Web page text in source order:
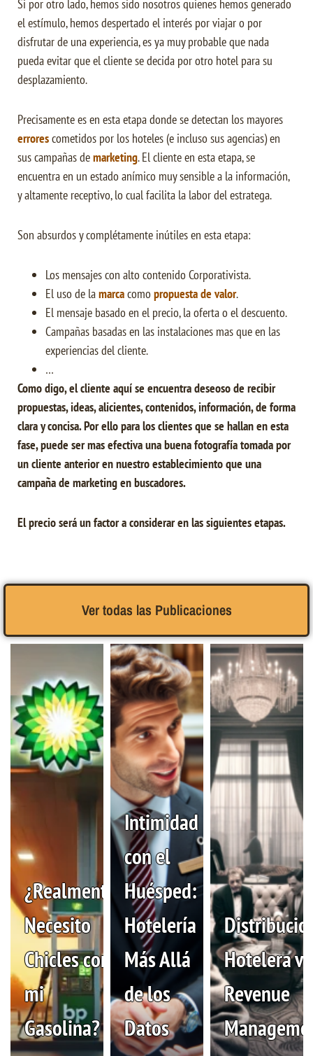
Si por otro lado, hemos sido nosotros quienes hemos generado
el estímulo, hemos despertado el interés por viajar o por
disfrutar de una experiencia, es ya muy probable que nada
pueda evitar que el cliente se decida por otro hotel para su
desplazamiento.
Precisamente es en esta etapa donde se detectan los mayores
errorescometidos por los hoteles (e incluso sus agencias) en
sus campañas demarketing. El cliente en esta etapa, se
encuentra en un estado anímico muy sensible a la información,
y altamente receptivo, lo cual facilita la labor del estratega.
Son absurdos y complétamente inútiles en esta etapa:
Los mensajes con alto contenido Corporativista.
El uso de lamarcacomo propuesta de valor.
El mensaje basado en el precio, la oferta o el descuento.
Campañas basadas en las instalaciones mas que en las
experiencias del cliente.
…
Como digo, el cliente aquí se encuentra deseoso de recibir
propuestas, ideas, alicientes, contenidos, información, de forma
clara y concisa. Por ello para los clientes que se hallan en esta
fase, puede ser mas efectiva una buena fotografía tomada por
un cliente anterior en nuestro establecimiento que una
campaña de marketing en buscadores.
El precio será un factor a considerar en las siguientes etapas.
Ver todas las Publicaciones
¿Realmente
Necesito
Chicles con
mi
Gasolina?
Intimidad
con el
Huésped:
Hotelería
Más Allá
de los
Datos
Hotelera vs
Revenue